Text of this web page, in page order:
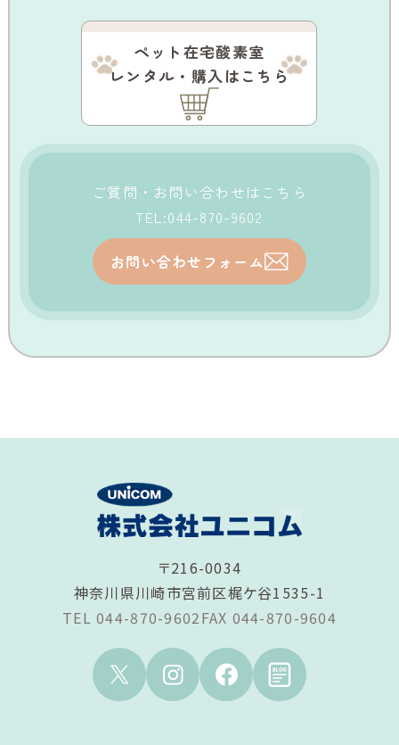
ペット在宅酸素室
レンタル・購入はこちら
ご質問・お問い合わせはこちら
TEL:044-870-9602
お問い合わせフォーム
〒216-0034
神奈川県川崎市宮前区梶ケ谷1535-1
TEL 044-870-9602FAX 044-870-9604